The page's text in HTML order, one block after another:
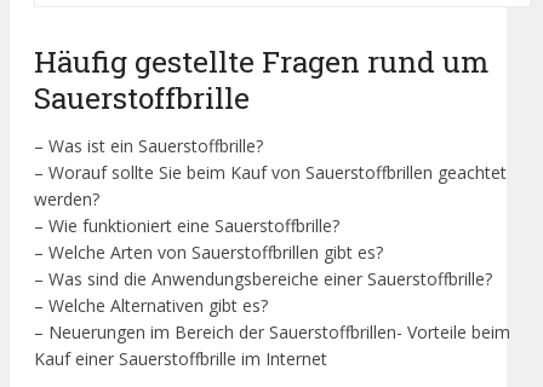
Häufig gestellte Fragen rund um
Sauerstoffbrille
– Was ist ein Sauerstoffbrille?
– Worauf sollte Sie beim Kauf von Sauerstoffbrillen geachtet
werden?
– Wie funktioniert eine Sauerstoffbrille?
– Welche Arten von Sauerstoffbrillen gibt es?
– Was sind die Anwendungsbereiche einer Sauerstoffbrille?
– Welche Alternativen gibt es?
– Neuerungen im Bereich der Sauerstoffbrillen- Vorteile beim
Kauf einer Sauerstoffbrille im Internet